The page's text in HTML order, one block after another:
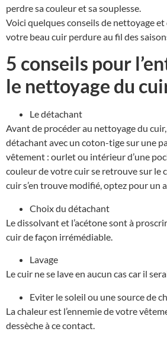
perdre sa couleur et sa souplesse.
Voici quelques conseils de nettoyage
votre beau cuir perdure au fil des
5 conseils pour
le nettoyage du
Le détachant
Avant de procéder au nettoyage du
détachant avec un coton-tige sur une
vêtement : ourlet ou intérieur d’une
couleur de votre cuir se retrouve sur le
cuir s’en trouve modifié, optez pour un
Choix du détachant
Le dissolvant et l’acétone sont à
cuir de façon irrémédiable.
Lavage
Le cuir ne se lave en aucun cas car il
Eviter le soleil ou une source de
La chaleur est l’ennemie de votre
dessèche à ce contact.